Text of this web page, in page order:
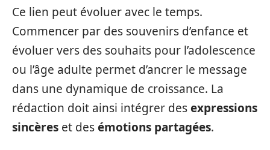
Ce lien peut évoluer avec le temps.
Commencer par des souvenirs d’enfance et
évoluer vers des souhaits pour l’adolescence
ou l’âge adulte permet d’ancrer le message
dans une dynamique de croissance. La
rédaction doit ainsi intégrer desexpressions
sincères et desémotions partagées.